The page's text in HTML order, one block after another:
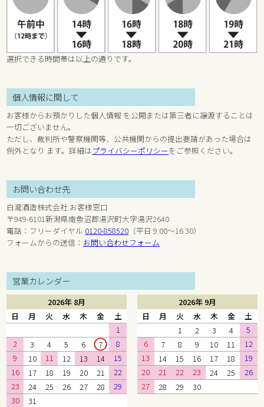
選択できる時間帯は以上の通りです。
個人情報に関して
お客様からお預かりした個人情報 を公開または第三者に譲渡することは
一切ございません。
ただし、裁判所や警察機関等、公共機関からの提出要請があった場合は
例外となり ます。詳細はプライバシーポリシーをご参照ください。
お問い合わせ先
白瀧酒造株式会社 お客様窓口
〒949-6101新潟県南魚沼郡湯沢町大字湯沢2640
電話：フリーダイヤル 0120-858520 （平日 9:00～16:30）
フォームからの送信： お問い合わせフォーム
営業カレンダー
2026年 8月
日
月 火 水 木 金
土
1
2
3 4 5 6 7
8
9
10 11 12 13 14
15
16
17 18 19 20 21
22
23
24 25 26 27 28
29
30
31
2026年 9月
日
月 火 水 木 金
土
1
2 3 4
5
6
7 8 9 10 11
12
13
14 15 16 17 18
19
20
21 22 23 24 25
26
27
28 29 30